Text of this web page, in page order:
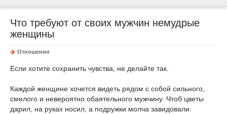
Что требуют от своих мужчин немудрые
женщины
Отношения
Если хотите сохранить чувства, не делайте так.
Каждой женщине хочется видеть рядом с собой сильного,
смелого и невероятно обаятельного мужчину. Чтоб цветы
дарил, на руках носил, а подружки молча завидовали.